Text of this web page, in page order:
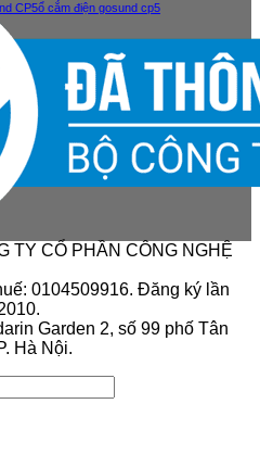
CP5ổ cắm điện gosund cp5
TY CỔ PHẦN CÔNG NGHỆ
0104509916. Đăng ký lần
Garden 2, số 99 phố Tân
Hà Nội.